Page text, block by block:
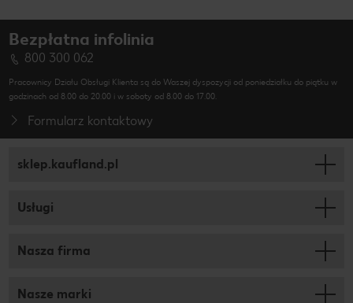
Bezpłatna infolinia
800 300 062
Pracownicy Działu Obsługi Klienta są do Waszej dyspozycji od poniedziałku do piątku w
godzinach od 8.00 do 20.00 i w soboty od 8.00 do 17.00.
Formularz kontaktowy
sklep.kaufland.pl
Usługi
Nasza firma
Nasze marki